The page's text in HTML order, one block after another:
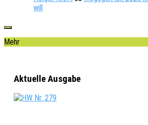
will
Mehr
Aktuelle Ausgabe